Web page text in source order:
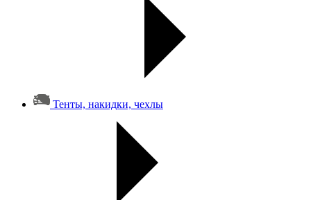
Тенты, накидки, чехлы